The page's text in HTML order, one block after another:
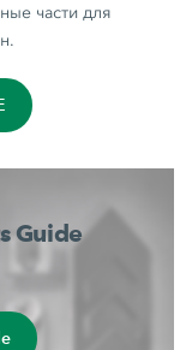
части для
Guide